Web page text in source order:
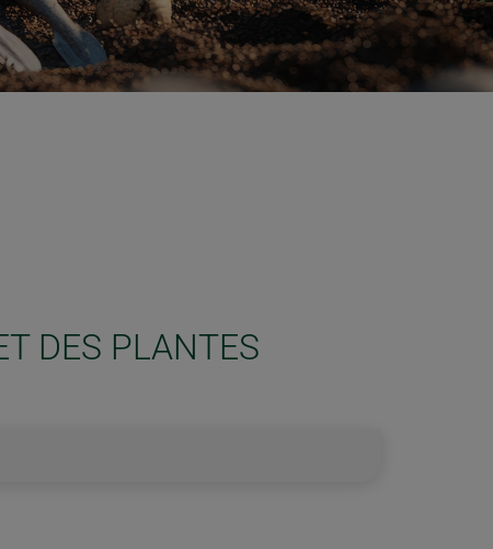
DES PLANTES